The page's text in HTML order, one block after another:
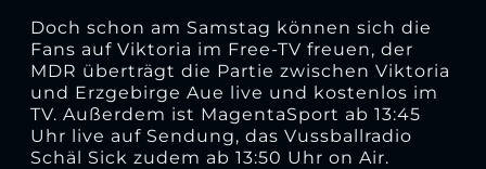
Doch schon am Samstag können sich die
Fans auf Viktoria im Free-TV freuen, der
MDR überträgt die Partie zwischen Viktoria
und Erzgebirge Aue live und kostenlos im
TV. Außerdem ist MagentaSport ab 13:45
Uhr live auf Sendung, das Vussballradio
Schäl Sick zudem ab 13:50 Uhr on Air.